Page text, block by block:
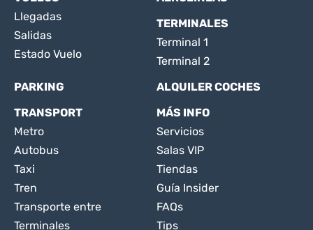
Llegadas
Salidas
Estado Vuelo
TERMINALES
Terminal 1
Terminal 2
PARKING
ALQUILER COCHES
TRANSPORT
Metro
Autobus
Taxi
Tren
Transporte entre
Terminales
MÁS INFO
Servicios
Salas VIP
Tiendas
Guía Insider
FAQs
Tips